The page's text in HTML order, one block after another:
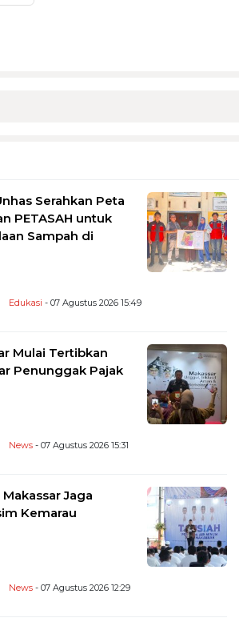
Serahkan Peta
PETASAH untuk
Sampah di
Edukasi - 07 Agustus 2026 15:49
Mulai Tertibkan
Penunggak Pajak
News - 07 Agustus 2026 15:31
Jaga
Kemarau
News - 07 Agustus 2026 12:29